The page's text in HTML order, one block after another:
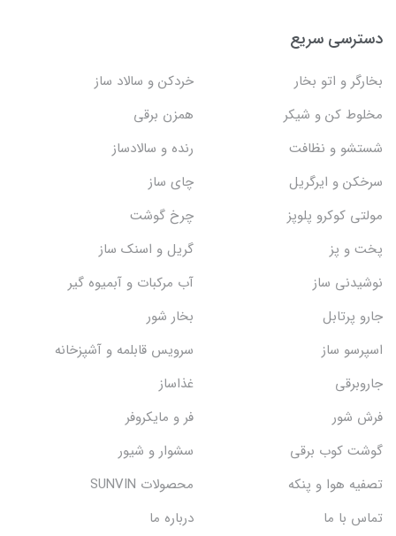
دسترسی سریع
بخارگر و اتو بخار
خردکن و سالاد ساز
مخلوط کن و شیکر
همزن برقی
شستشو و نظافت
رنده و سالادساز
سرخکن و ایرگریل
چای ساز
مولتی کوکرو پلوپز
چرخ گوشت
پخت و پز
گریل و اسنک‌ ساز
نوشیدنی ساز
آب مرکبات و آبمیوه گیر
جارو پرتابل
بخار شور
اسپرسو ساز
سرویس قابلمه و آشپزخانه
جاروبرقی
غذاساز
فرش شور
فر و مایکروفر
گوشت کوب برقی
سشوار و شیور
تصفیه هوا و پنکه
محصولات SUNVIN
تماس با ما
درباره ما